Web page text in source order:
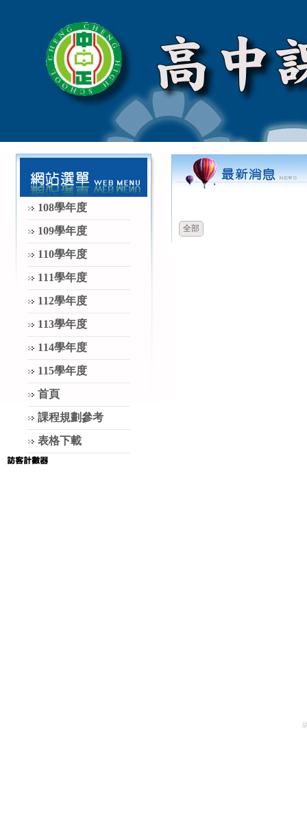
108學年度
109學年度
110學年度
111學年度
112學年度
113學年度
114學年度
115學年度
首頁
課程規劃參考
表格下載
全部